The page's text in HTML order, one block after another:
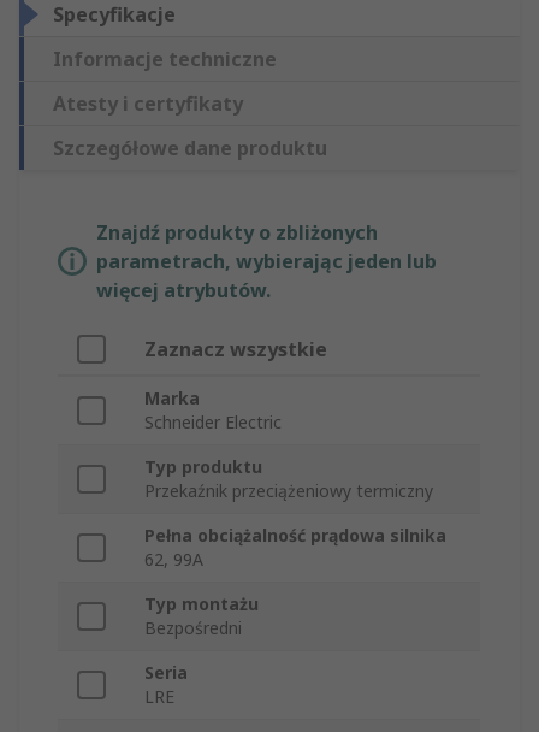
Specyfikacje
Informacje techniczne
Atesty i certyfikaty
Szczegółowe dane produktu
Znajdź produkty o zbliżonych
parametrach, wybierając jeden lub
więcej atrybutów.
Zaznacz wszystkie
Marka
Schneider Electric
Typ produktu
Przekaźnik przeciążeniowy termiczny
Pełna obciążalność prądowa silnika
62, 99A
Typ montażu
Bezpośredni
Seria
LRE